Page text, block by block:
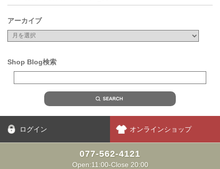
アーカイブ
Shop Blog検索
ログイン オンラインショップ
077-562-4121
Open:11:00-Close 20:00